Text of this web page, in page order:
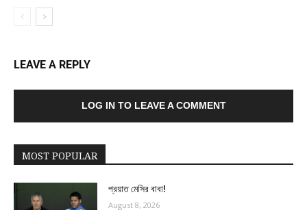
LEAVE A REPLY
LOG IN TO LEAVE A COMMENT
MOST POPULAR
প্রয়াত মেসির বাবা!
August 8, 2026